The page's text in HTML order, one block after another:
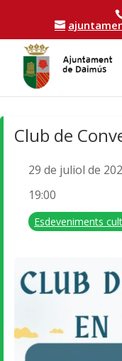
Club de
29 de juliol de
19:00
Esdeveniments